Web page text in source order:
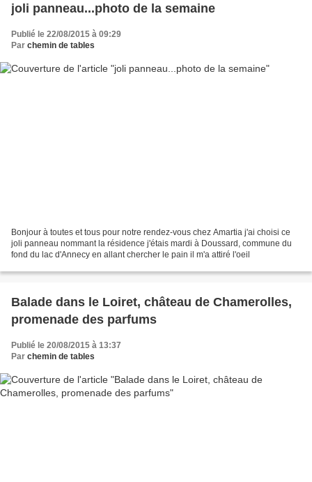
joli panneau...photo de la semaine
Publié le 22/08/2015 à 09:29
Par chemin de tables
Bonjour à toutes et tous pour notre rendez-vous chez Amartia j'ai choisi ce
joli panneau nommant la résidence j'étais mardi à Doussard, commune du
fond du lac d'Annecy en allant chercher le pain il m'a attiré l'oeil
Balade dans le Loiret, château de Chamerolles,
promenade des parfums
Publié le 20/08/2015 à 13:37
Par chemin de tables